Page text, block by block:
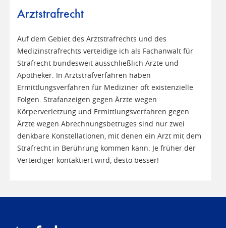
Arztstrafrecht
Auf dem Gebiet des Arztstrafrechts und des
Medizinstrafrechts verteidige ich als Fachanwalt für
Strafrecht bundesweit ausschließlich Ärzte und
Apotheker. In Arztstrafverfahren haben
Ermittlungsverfahren für Mediziner oft existenzielle
Folgen. Strafanzeigen gegen Ärzte wegen
Körperverletzung und Ermittlungsverfahren gegen
Ärzte wegen Abrechnungsbetruges sind nur zwei
denkbare Konstellationen, mit denen ein Arzt mit dem
Strafrecht in Berührung kommen kann. Je früher der
Verteidiger kontaktiert wird, desto besser!